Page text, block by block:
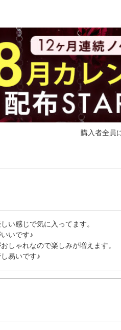
購入者全員
い感じで気に入ってます。
いです♪
しゃれなので楽しみが増えます。
易いです♪